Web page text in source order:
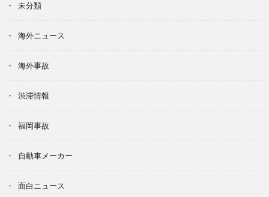
未分類
海外ニュース
海外事故
渋滞情報
福岡事故
自動車メーカー
面白ニュース